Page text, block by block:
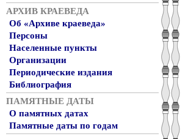
АРХИВ КРАЕВЕДА
Об «Архиве краеведа»
Персоны
Населенные пункты
Организации
Периодические издания
Библиография
ПАМЯТНЫЕ ДАТЫ
О памятных датах
Памятные даты по годам